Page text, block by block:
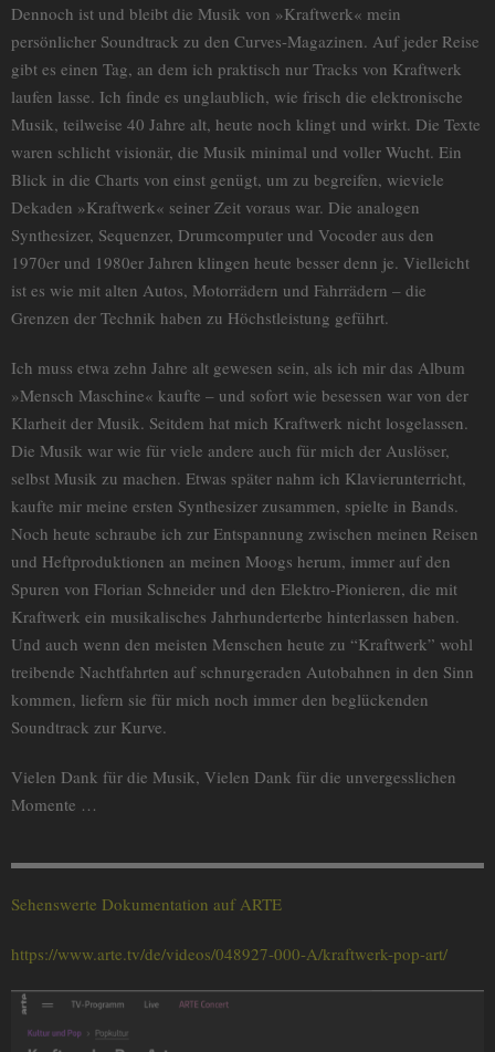
Dennoch ist und bleibt die Musik von »Kraftwerk« mein
persönlicher Soundtrack zu den Curves-Magazinen. Auf jeder Reise
gibt es einen Tag, an dem ich praktisch nur Tracks von Kraftwerk
laufen lasse. Ich finde es unglaublich, wie frisch die elektronische
Musik, teilweise 40 Jahre alt, heute noch klingt und wirkt. Die Texte
waren schlicht visionär, die Musik minimal und voller Wucht. Ein
Blick in die Charts von einst genügt, um zu begreifen, wieviele
Dekaden »Kraftwerk« seiner Zeit voraus war. Die analogen
Synthesizer, Sequenzer, Drumcomputer und Vocoder aus den
1970er und 1980er Jahren klingen heute besser denn je. Vielleicht
ist es wie mit alten Autos, Motorrädern und Fahrrädern – die
Grenzen der Technik haben zu Höchstleistung geführt.
Ich muss etwa zehn Jahre alt gewesen sein, als ich mir das Album
»Mensch Maschine« kaufte – und sofort wie besessen war von der
Klarheit der Musik. Seitdem hat mich Kraftwerk nicht losgelassen.
Die Musik war wie für viele andere auch für mich der Auslöser,
selbst Musik zu machen. Etwas später nahm ich Klavierunterricht,
kaufte mir meine ersten Synthesizer zusammen, spielte in Bands.
Noch heute schraube ich zur Entspannung zwischen meinen Reisen
und Heftproduktionen an meinen Moogs herum, immer auf den
Spuren von Florian Schneider und den Elektro-Pionieren, die mit
Kraftwerk ein musikalisches Jahrhunderterbe hinterlassen haben.
Und auch wenn den meisten Menschen heute zu “Kraftwerk” wohl
treibende Nachtfahrten auf schnurgeraden Autobahnen in den Sinn
kommen, liefern sie für mich noch immer den beglückenden
Soundtrack zur Kurve.
Vielen Dank für die Musik, Vielen Dank für die unvergesslichen
Momente …
Sehenswerte Dokumentation auf ARTE
https://www.arte.tv/de/videos/048927-000-A/kraftwerk-pop-art/